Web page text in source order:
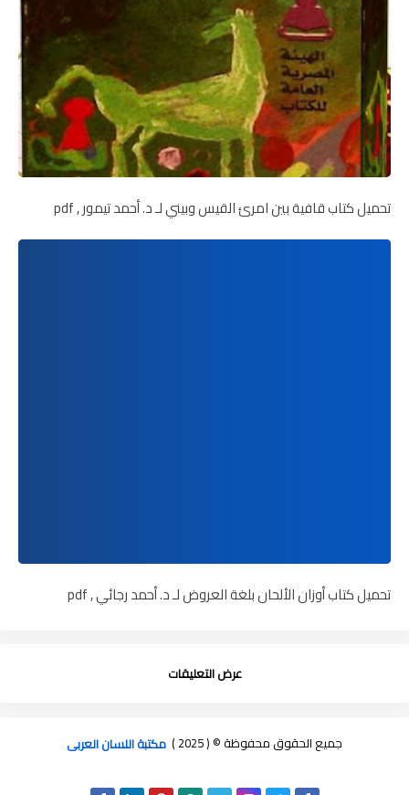
تحميل كتاب قافية بين امرئ القيس وبيني لـ د. أحمد تيمور , pdf
تحميل كتاب أوزان الألحان بلغة العروض لـ د. أحمد رجائي , pdf
عرض التعليقات
جميع الحقوق محفوظة © ( 2025 ) مكتبة اللسان العربى